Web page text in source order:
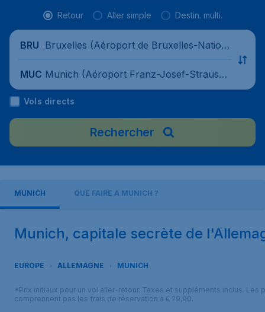
Retour Aller simple Destin. multi.
BRU Bruxelles (Aéroport de Bruxelles-Nation
MUC Munich (Aéroport Franz-Josef-Strauss
de Munich), Allemagne
Vols directs
Rechercher
MUNICH QUE FAIRE À MUNICH ?
Munich, capitale secrète de
EUROPE ALLEMAGNE MUNICH
*Prix initiaux pour un vol aller-retour. Taxes et suppléments inclus. Les
comprennent pas les frais de réservation à € 29,90.